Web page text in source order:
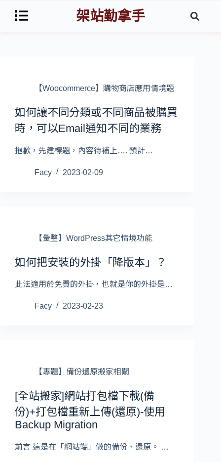
架站勤拿手
【Woocommerce】購物商店應用情境題
如何讓不同分類或不同商品被購買
時，可以Email通知不同的業務
抱歉，先建標題，內容待補上…. 預計…
Facy 2023-02-09
【彙整】WordPress其它情境功能
如何把安裝的外掛「降版本」？
此法適用於免費的外掛，也就是你的外掛是…
Facy 2023-02-23
【專題】備份還原搬家相關
[全站搬家]網站打包檔下載(備
份)+打包檔重新上傳(還原)-使用
Backup Migration
前言 這是在「網站端」做的備份、還原。 …